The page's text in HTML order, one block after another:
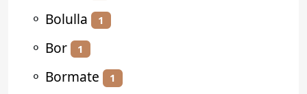
⚬ Bolulla 1
⚬ Bor 1
⚬ Bormate 1